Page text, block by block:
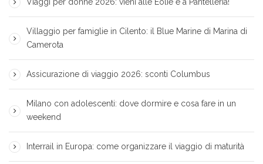
Villaggio per famiglie in Cilento: il Blue Marine di Marina di
Camerota
Assicurazione di viaggio 2026: sconti Columbus
Milano con adolescenti: dove dormire e cosa fare in un
weekend
Interrail in Europa: come organizzare il viaggio di maturità